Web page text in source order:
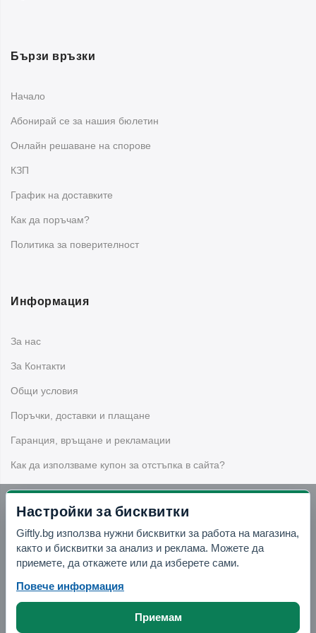
Бързи връзки
Начало
Абонирай се за нашия бюлетин
Oнлайн решаване на спорове
КЗП
График на доставките
Как да поръчам?
Политика за поверителност
Информация
За нас
За Контакти
Общи условия
Поръчки, доставки и плащане
Гаранция, връщане и рекламации
Как да използваме купон за отстъпка в сайта?
Бюлетин
Вземи -10% отстъпка в Telegram
Настройки за бисквитки
Giftly.bg използва нужни бисквитки за работа на магазина,
както и бисквитки за анализ и реклама. Можете да
приемете, да откажете или да изберете сами.
Повече информация
Приемам